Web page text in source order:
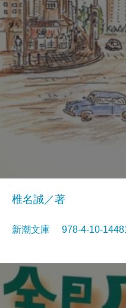
椎名誠／著
新潮文庫 978-4-10-